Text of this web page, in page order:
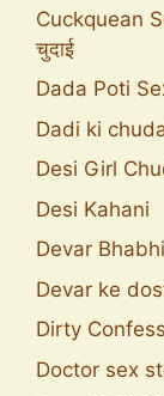
Cuckquean
चुदाई
Dada Poti
Dadi ki
Desi Girl
Desi Kahani
Devar
Devar ke
Dirty
Doctor sex